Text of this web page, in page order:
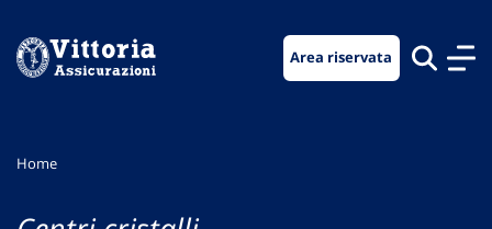
menu
contenuto
footer
Area riservata
Home